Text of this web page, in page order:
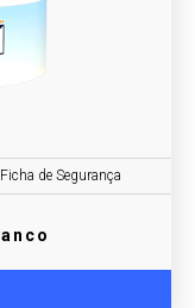
Ficha de Segurança